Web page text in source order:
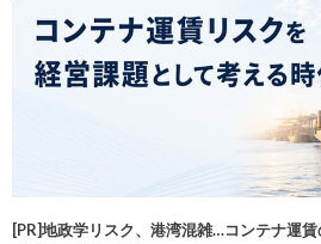
[PR]地政学リスク、港湾混雑…コンテナ運